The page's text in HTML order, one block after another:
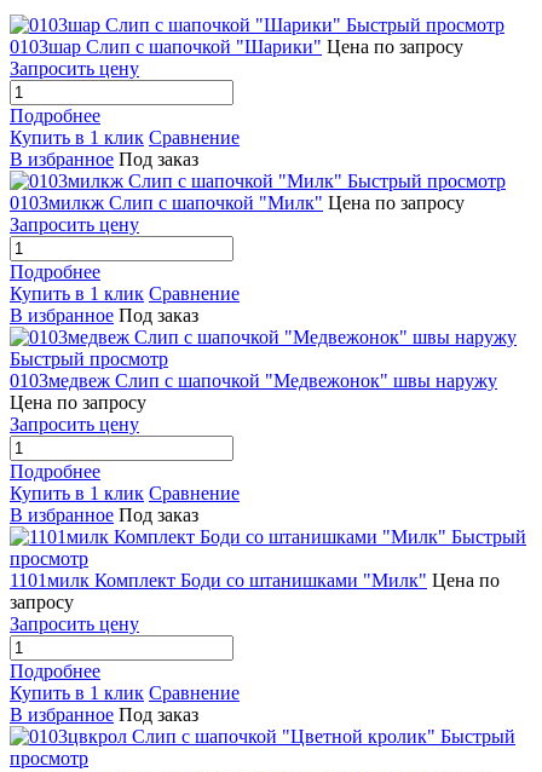
Быстрый просмотр
0103шар Слип с шапочкой "Шарики" Цена по запросу
Запросить цену
Подробнее
Купить в 1 клик Сравнение
В избранное Под заказ
Быстрый просмотр
0103милкж Слип с шапочкой "Милк" Цена по запросу
Запросить цену
Подробнее
Купить в 1 клик Сравнение
В избранное Под заказ
Быстрый просмотр
0103медвеж Слип с шапочкой "Медвежонок" швы наружу
Цена по запросу
Запросить цену
Подробнее
Купить в 1 клик Сравнение
В избранное Под заказ
Быстрый
просмотр
1101милк Комплект Боди со штанишками "Милк" Цена по
запросу
Запросить цену
Подробнее
Купить в 1 клик Сравнение
В избранное Под заказ
Быстрый
просмотр